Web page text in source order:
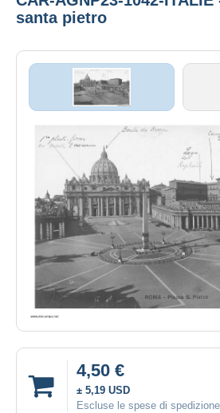
santa pietro
4,50 €
± 5,19 USD
Escluse le spese di